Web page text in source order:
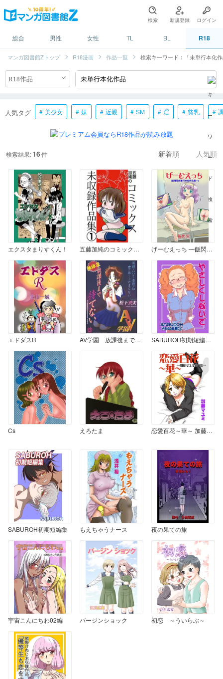
検索 新規登録 ログイン
総合 男性 女性 TL BL R18
マンガ図書館Zトップ R18漫画 作品一覧 検索キーワード：「未単行本化
人気タグ 美少女 妹 近親 SM 淫 貧乳
検索結果:16件 新着順 人気順
エクスタまりすくん！ 五藤加純のコミックス未収録作品集 1 げーむえっち ―飯閃澪未単行本化作品集+α―
エドダスR AV学園 放課後まで待てない SABUROH初期短編集②「やさしくしないで」
Cs えろたま 恋愛百花～華～ 加藤マユミ短編集
SABUROH初期短編集 もえちゃうナース 夜の果ての旅
宇宙こんにちわ02編 バージンショック 初恋 ～ういらぶ～